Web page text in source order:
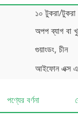
১০ টুকরা/টুকরা
অপপ ব্যাগ বা
গুয়াংডং, চীন
আইফোন এক্স
পণ্যের বর্ণনা